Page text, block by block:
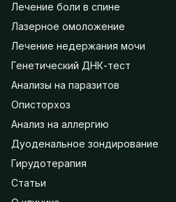
Лечение боли в спине
Лазерное омоложение
Лечение недержания мочи
Генетический ДНК-тест
Анализы на паразитов
Описторхоз
Анализ на аллергию
Дуоденальное зондирование
Гирудотерапия
Статьи